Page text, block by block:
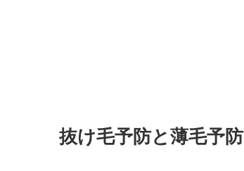
抜け毛予防と薄毛予